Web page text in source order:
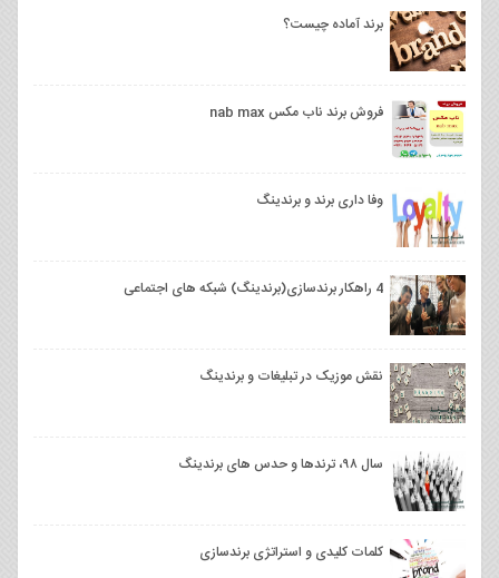
برند آماده چیست؟
فروش برند ناب مکس nab max
وفا داری برند و برندینگ
4 راهکار برندسازی(برندینگ) شبکه های اجتماعی
نقش موزیک در تبلیغات و برندینگ
سال ۹۸، ترندها و حدس های برندینگ
کلمات کلیدی و استراتژی برندسازی